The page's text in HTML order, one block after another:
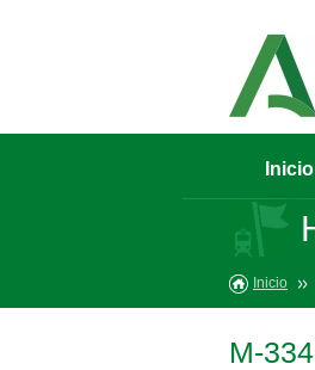
Inicio
Inicio
M-